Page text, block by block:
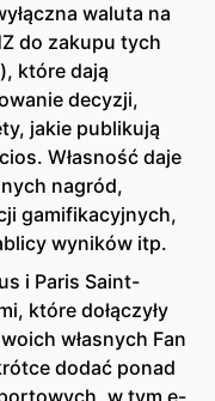
waluta na
do zakupu tych
które dają
decyzji,
jakie publikują
Własność daje
nagród,
gamifikacyjnych,
wyników itp.
i Paris Saint-
które dołączyły
własnych Fan
dodać ponad
w tym e-